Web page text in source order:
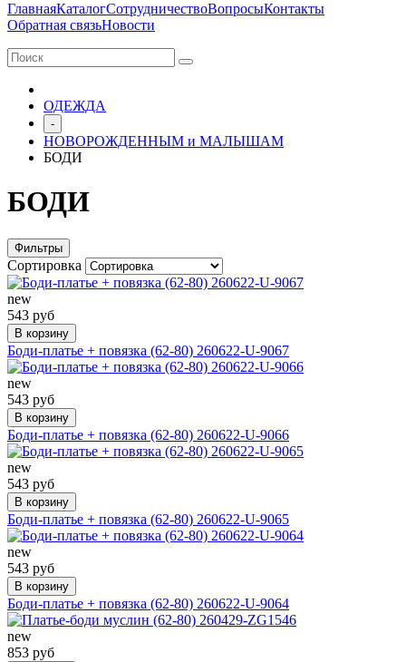
ГлавнаяКаталогСотрудничествоВопросыКонтакты
Обратная связьНовости
ОДЕЖДА
-
НОВОРОЖДЕННЫМ и МАЛЫШАМ
БОДИ
БОДИ
Фильтры
Сортировка
new
543 руб
В корзину
Боди-платье + повязка (62-80) 260622-U-9067
new
543 руб
В корзину
Боди-платье + повязка (62-80) 260622-U-9066
new
543 руб
В корзину
Боди-платье + повязка (62-80) 260622-U-9065
new
543 руб
В корзину
Боди-платье + повязка (62-80) 260622-U-9064
new
853 руб